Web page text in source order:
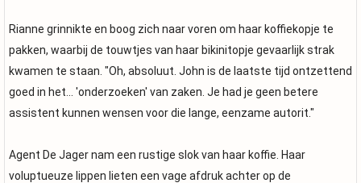
Rianne grinnikte en boog zich naar voren om haar koffiekopje te
pakken, waarbij de touwtjes van haar bikinitopje gevaarlijk strak
kwamen te staan. "Oh, absoluut. John is de laatste tijd ontzettend
goed in het... 'onderzoeken' van zaken. Je had je geen betere
assistent kunnen wensen voor die lange, eenzame autorit."
Agent De Jager nam een rustige slok van haar koffie. Haar
voluptueuze lippen lieten een vage afdruk achter op de